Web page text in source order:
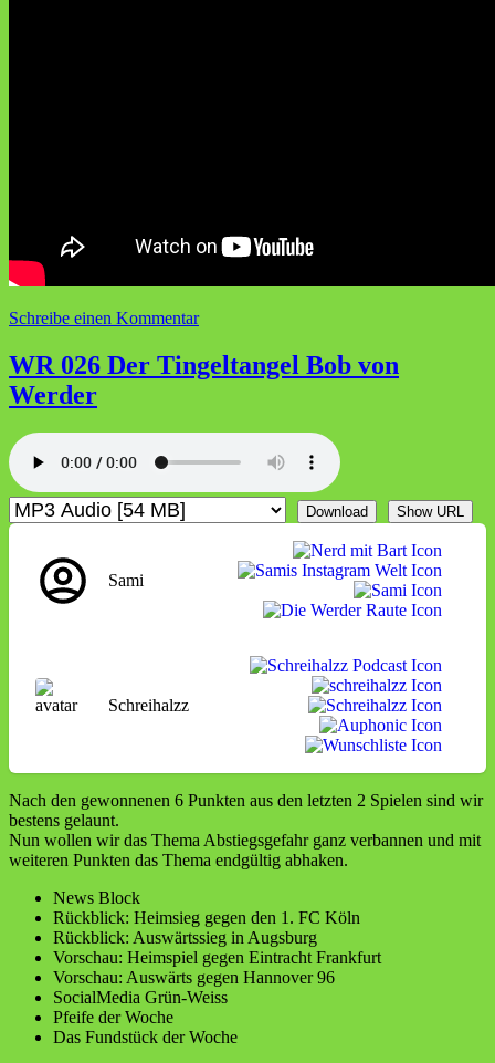
Schreibe einen Kommentarzu
027
Die
der
Feuerwehrsirene
WR 026 Der Tingeltangel Bob von
Werder
Download Show URL
Sami
Schreihalzz
Nach den gewonnenen 6 Punkten aus den letzten 2 Spielen sind wir
bestens gelaunt.
Nun wollen wir das Thema Abstiegsgefahr ganz verbannen und mit
weiteren Punkten das Thema endgültig abhaken.
News Block
Rückblick: Heimsieg gegen den 1. FC Köln
Rückblick: Auswärtssieg in Augsburg
Vorschau: Heimspiel gegen Eintracht Frankfurt
Vorschau: Auswärts gegen Hannover 96
SocialMedia Grün-Weiss
Pfeife der Woche
Das Fundstück der Woche